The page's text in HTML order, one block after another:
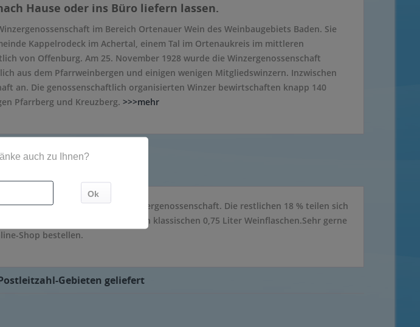
Hause oder ins Büro liefern lassen.
im Bereich Ortenauer Wein des Weinbaugebiets Baden. Sie
Kappelrodeck im Achertal, einem Tal im Ortenaukreis im mittleren
von Offenburg. Am 25. November 1928 wurde die Winzergenossenschaft
aus dem Pfarrweinbergen und einigen wenigen Mitgliedswinzern. Inzwischen
an. Die genossenschaftlich organisierten Winzer bewirtschaften knapp 140
Pfarrberg und Kreuzberg. >>>mehr
das Aushängeschild der Winzergenossenschaft. Die restlichen 18 % teilen sich
Angeboten werden die Weine in klassischen 0,75 Liter Weinflaschen.Sehr gerne
Shop bestellen.
Gebieten geliefert